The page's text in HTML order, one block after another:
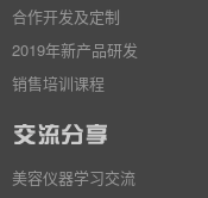
合作开发及定制
2019年新产品研发
销售培训课程
美容仪器学习交流